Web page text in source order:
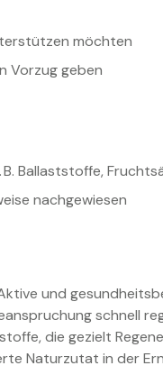
möchten
Vorzug geben
Ballaststoffe,
nachgewiesen
und
schnell
die gezielt
Naturzutat in der